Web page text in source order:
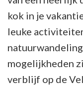
kok in je
leuke
mogelijkheden
verblijf op de